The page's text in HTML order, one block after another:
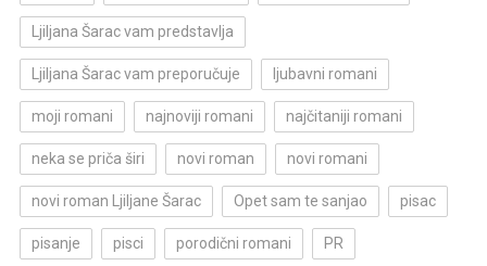
Ljiljana Šarac vam predstavlja
Ljiljana Šarac vam preporučuje ljubavni romani
moji romani najnoviji romani najčitaniji romani
neka se priča širi novi roman novi romani
novi roman Ljiljane Šarac Opet sam te sanjao pisac
pisanje pisci porodični romani PR